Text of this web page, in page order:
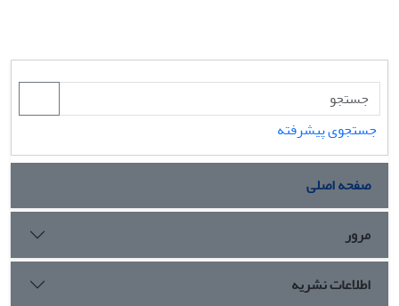
جستجوی پیشرفته
صفحه اصلی
مرور
اطلاعات نشریه